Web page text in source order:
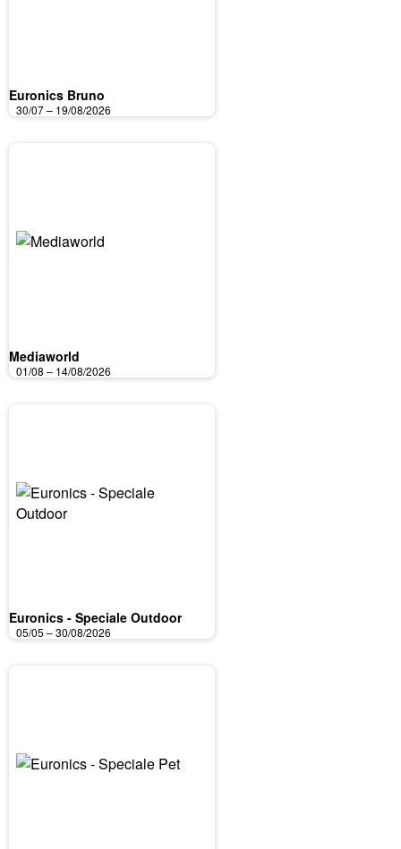
Euronics Bruno
30/07 – 19/08/2026
Mediaworld
01/08 – 14/08/2026
Euronics - Speciale Outdoor
05/05 – 30/08/2026